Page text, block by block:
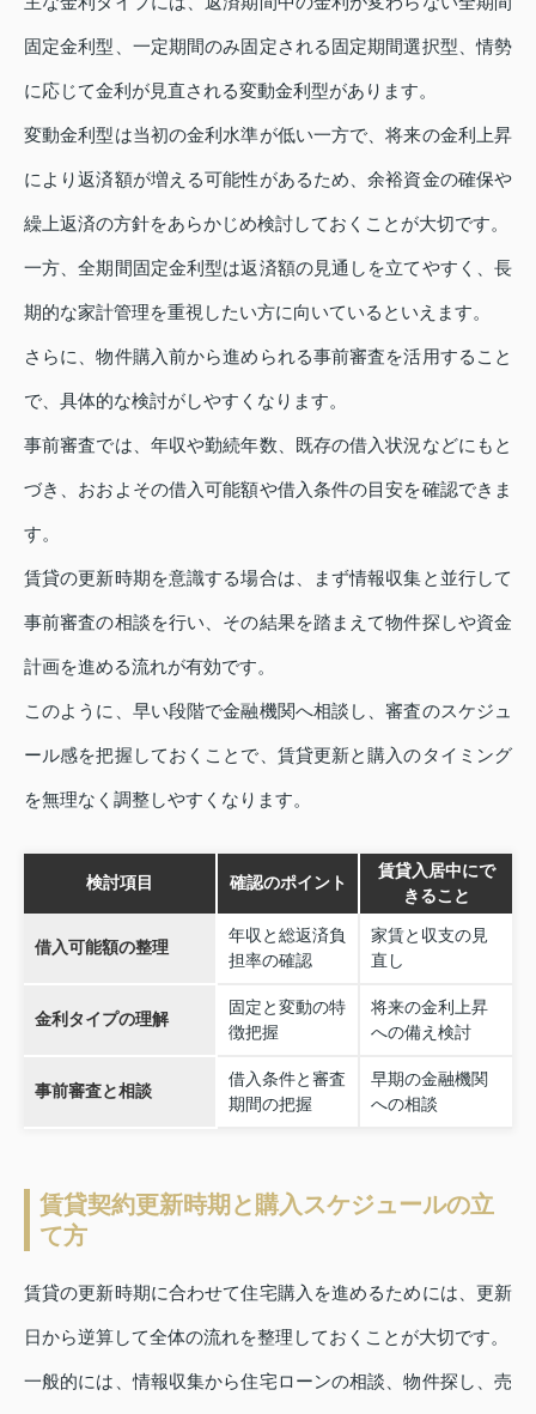
固定金利型、一定期間のみ固定される固定期間選択型、情勢
に応じて金利が見直される変動金利型があります。
変動金利型は当初の金利水準が低い一方で、将来の金利上昇
により返済額が増える可能性があるため、余裕資金の確保や
繰上返済の方針をあらかじめ検討しておくことが大切です。
一方、全期間固定金利型は返済額の見通しを立てやすく、長
期的な家計管理を重視したい方に向いているといえます。
さらに、物件購入前から進められる事前審査を活用すること
で、具体的な検討がしやすくなります。
事前審査では、年収や勤続年数、既存の借入状況などにもと
づき、おおよその借入可能額や借入条件の目安を確認できま
す。
賃貸の更新時期を意識する場合は、まず情報収集と並行して
事前審査の相談を行い、その結果を踏まえて物件探しや資金
計画を進める流れが有効です。
このように、早い段階で金融機関へ相談し、審査のスケジュ
ール感を把握しておくことで、賃貸更新と購入のタイミング
を無理なく調整しやすくなります。
検討項目 確認のポイント
賃貸入居中にで
きること
借入可能額の整理
年収と総返済負
担率の確認
家賃と収支の見
直し
金利タイプの理解
固定と変動の特
徴把握
将来の金利上昇
への備え検討
事前審査と相談
借入条件と審査
期間の把握
早期の金融機関
への相談
賃貸契約更新時期と購入スケジュールの立
て方
賃貸の更新時期に合わせて住宅購入を進めるためには、更新
日から逆算して全体の流れを整理しておくことが大切です。
一般的には、情報収集から住宅ローンの相談、物件探し、売